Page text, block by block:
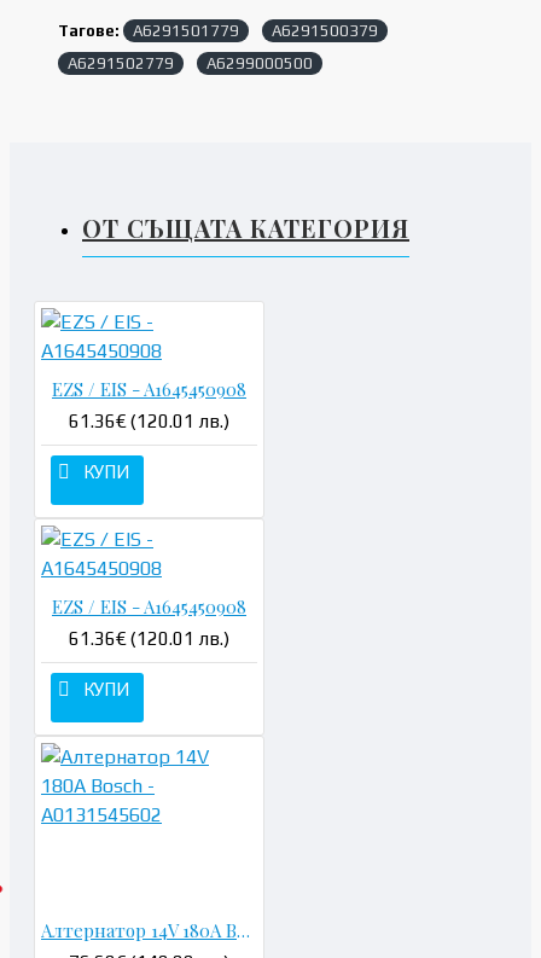
Тагове: A6291501779
A6291500379
A6291502779
A6299000500
ОТ СЪЩАТА КАТЕГОРИЯ
EZS / EIS - A1645450908
61.36€ (120.01 лв.)
КУПИ
EZS / EIS - A1645450908
61.36€ (120.01 лв.)
КУПИ
Алтернатор 14V 180A Bosch - A0131545602